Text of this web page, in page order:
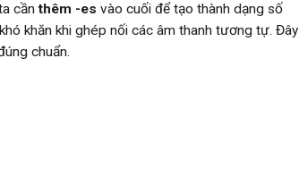
cầnthêm -es vào cuối để tạo thành dạng số
khăn khi ghép nối các âm thanh tương tự. Đây
chuẩn.